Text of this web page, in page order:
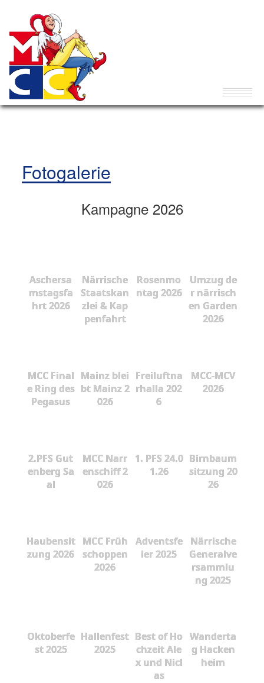
Fotogalerie
Kampagne 2026
Aschersa
mstagsfa
hrt 2026
Närrische
Staatskan
zlei & Kap
penfahrt
Rosenmo
ntag 2026
Umzug de
r närrisch
en Garden
2026
MCC Final
e Ring des
Pegasus
Mainz blei
bt Mainz 2
026
Freiluftna
rhalla 202
6
MCC-MCV
2026
2.PFS Gut
enberg Sa
al
MCC Narr
enschiff 2
026
1. PFS 24.0
1.26
Birnbaum
sitzung 20
26
Haubensit
zung 2026
MCC Früh
schoppen
2026
Adventsfe
ier 2025
Närrische
Generalve
rsammlu
ng 2025
Oktoberfe
st 2025
Hallenfest
2025
Best of Ho
chzeit Ale
x und Nicl
as
Wanderta
g Hacken
heim